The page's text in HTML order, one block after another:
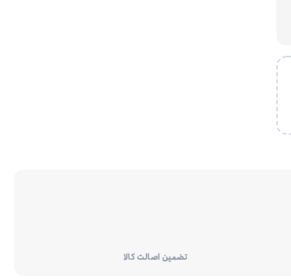
تضمین اصالت کالا